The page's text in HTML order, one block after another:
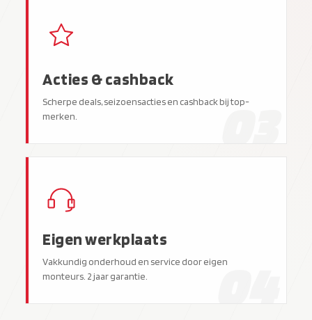
Acties & cashback
Scherpe deals, seizoensacties en cashback bij top-
merken.
03
Eigen werkplaats
Vakkundig onderhoud en service door eigen
monteurs. 2 jaar garantie.
04